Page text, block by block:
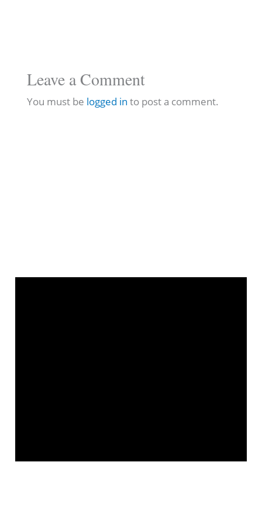
Leave a Comment
You must be logged in to post a comment.